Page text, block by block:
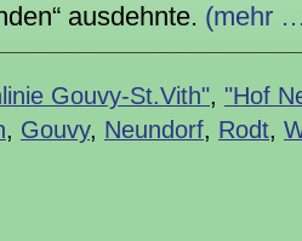
ausdehnte. (mehr
Gouvy-St.Vith", "Hof
, Gouvy, Neundorf, Rodt,